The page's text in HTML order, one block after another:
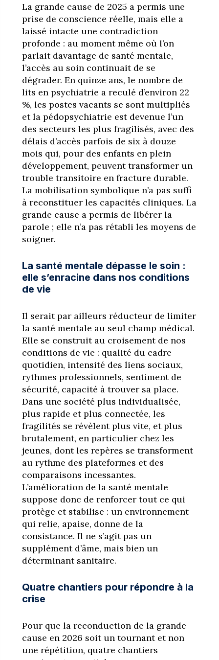
La grande cause de 2025 a permis une
prise de conscience réelle, mais elle a
laissé intacte une contradiction
profonde : au moment même où l’on
parlait davantage de santé mentale,
l’accès au soin continuait de se
dégrader. En quinze ans, le nombre de
lits en psychiatrie a reculé d’environ 22
%, les postes vacants se sont multipliés
et la pédopsychiatrie est devenue l’un
des secteurs les plus fragilisés, avec des
délais d’accès parfois de six à douze
mois qui, pour des enfants en plein
développement, peuvent transformer un
trouble transitoire en fracture durable.
La mobilisation symbolique n’a pas suffi
à reconstituer les capacités cliniques. La
grande cause a permis de libérer la
parole ; elle n’a pas rétabli les moyens de
soigner.
La santé mentale dépasse le soin :
elle s’enracine dans nos conditions
de vie
Il serait par ailleurs réducteur de limiter
la santé mentale au seul champ médical.
Elle se construit au croisement de nos
conditions de vie : qualité du cadre
quotidien, intensité des liens sociaux,
rythmes professionnels, sentiment de
sécurité, capacité à trouver sa place.
Dans une société plus individualisée,
plus rapide et plus connectée, les
fragilités se révèlent plus vite, et plus
brutalement, en particulier chez les
jeunes, dont les repères se transforment
au rythme des plateformes et des
comparaisons incessantes.
L’amélioration de la santé mentale
suppose donc de renforcer tout ce qui
protège et stabilise : un environnement
qui relie, apaise, donne de la
consistance. Il ne s’agit pas un
supplément d’âme, mais bien un
déterminant sanitaire.
Quatre chantiers pour répondre à la
crise
Pour que la reconduction de la grande
cause en 2026 soit un tournant et non
une répétition, quatre chantiers